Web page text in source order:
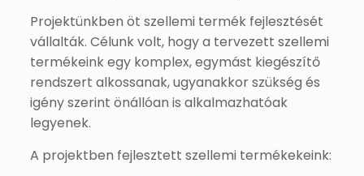
Projektünkben öt szellemi termék fejlesztését
vállalták. Célunk volt, hogy a tervezett szellemi
termékeink egy komplex, egymást kiegészítő
rendszert alkossanak, ugyanakkor szükség és
igény szerint önállóan is alkalmazhatóak
legyenek.
A projektben fejlesztett szellemi termékekeink: